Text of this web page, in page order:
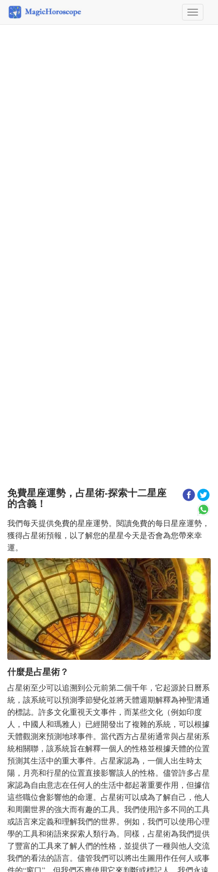
&
免費星座運勢，占星術-探索十二星座
的含義！
我們每天提供免費的星座運勢。閱讀免費的每日星座運勢，
獲得占星術預報，以了解您的星星今天是否會為您帶來幸
運。
什麼是占星術？
占星術至少可以追溯到公元前第二個千年，它起源於日曆系
統，該系統可以預測季節變化並將天體週期解釋為神聖溝通
的標誌。許多文化重視天文事件，而某些文化（例如印度
人，中國人和瑪雅人）已經開發出了複雜的系統，可以根據
天體觀測來預測地球事件。當代西方占星術通常與占星術系
統相關聯，該系統旨在解釋一個人的性格並根據天體的位置
預測其生活中的重大事件。占星家認為，一個人出生時太
陽，月亮和行星的位置直接影響該人的性格。儘管許多占星
家認為自由意志在任何人的生活中都起著重要作用，但據信
這些職位會影響他的命運。占星術可以成為了解自己，他人
和周圍世界的強大而有趣的工具。我們使用許多不同的工具
或語言來定義和理解我們的世界。例如，我們可以使用心理
學的工具和術語來探索人類行為。同樣，占星術為我們提供
了豐富的工具來了解人們的性格，並提供了一種與他人交流
我們的看法的語言。儘管我們可以將出生圖用作任何人或事
件的“窗口”，但我們不應使用它來判斷或標記人。我們永遠